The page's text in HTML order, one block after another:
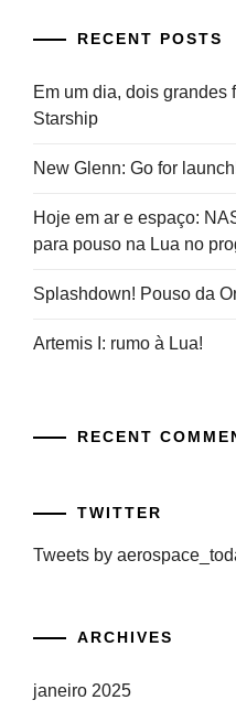
RECENT POSTS
Em um dia, dois grandes
Starship
New Glenn: Go for
Hoje em ar e espaço:
para pouso na Lua no
Splashdown! Pouso da
Artemis I: rumo à Lua!
RECENT
TWITTER
Tweets by
ARCHIVES
janeiro 2025